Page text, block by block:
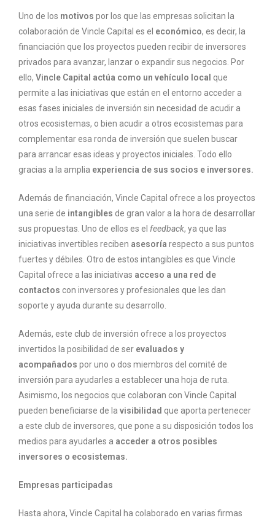
Uno de los motivos por los que las empresas solicitan la
colaboración de Vincle Capital es el económico, es decir, la
financiación que los proyectos pueden recibir de inversores
privados para avanzar, lanzar o expandir sus negocios. Por
ello, Vincle Capital actúa como un vehículo local que
permite a las iniciativas que están en el entorno acceder a
esas fases iniciales de inversión sin necesidad de acudir a
otros ecosistemas, o bien acudir a otros ecosistemas para
complementar esa ronda de inversión que suelen buscar
para arrancar esas ideas y proyectos iniciales. Todo ello
gracias a la amplia experiencia de sus socios e inversores.
Además de financiación, Vincle Capital ofrece a los proyectos
una serie de intangibles de gran valor a la hora de desarrollar
sus propuestas. Uno de ellos es el feedback, ya que las
iniciativas invertibles reciben asesoría respecto a sus puntos
fuertes y débiles. Otro de estos intangibles es que Vincle
Capital ofrece a las iniciativas acceso a una red de
contactos con inversores y profesionales que les dan
soporte y ayuda durante su desarrollo.
Además, este club de inversión ofrece a los proyectos
invertidos la posibilidad de ser evaluados y
acompañados por uno o dos miembros del comité de
inversión para ayudarles a establecer una hoja de ruta.
Asimismo, los negocios que colaboran con Vincle Capital
pueden beneficiarse de la visibilidad que aporta pertenecer
a este club de inversores, que pone a su disposición todos los
medios para ayudarles a acceder a otros posibles
inversores o ecosistemas.
Empresas participadas
Hasta ahora, Vincle Capital ha colaborado en varias firmas